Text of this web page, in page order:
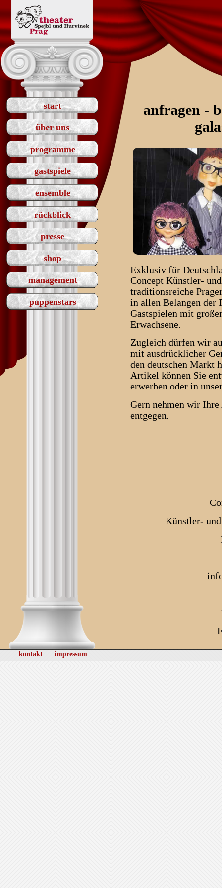
start
über uns
programme
gastspiele
ensemble
rückblick
presse
shop
management
puppenstars
anfragen -
Exklusiv für
Concept Künstler-
traditionsreiche
in allen Belangen der
Gastspielen mit
Erwachsene.
Zugleich dürfen wir
mit ausdrücklicher
den deutschen Markt
Artikel können Sie
erwerben oder in
Gern nehmen wir
entgegen.
Künstler-
kontakt impressum